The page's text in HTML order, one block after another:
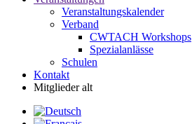
Veranstaltungskalender
Verband
CWTACH Workshops
Spezialanlässe
Schulen
Kontakt
Mitglieder alt